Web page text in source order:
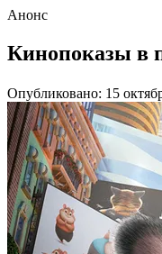
Анонс
Кинопоказы в
Опубликовано: 15